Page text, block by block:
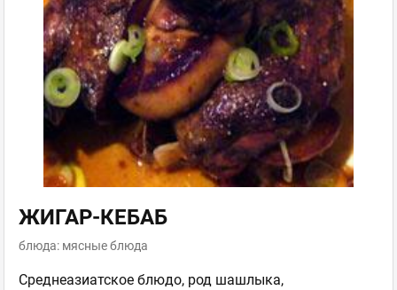
ЖИГАР-КЕБАБ
блюда: мясные блюда
Среднеазиатское блюдо, род шашлыка,